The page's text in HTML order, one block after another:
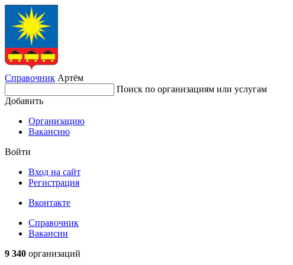
Справочник Артём
Поиск по организациям или услугам
Добавить
Организацию
Вакансию
Войти
Вход на сайт
Регистрация
Вконтакте
Справочник
Вакансии
9 340 организаций